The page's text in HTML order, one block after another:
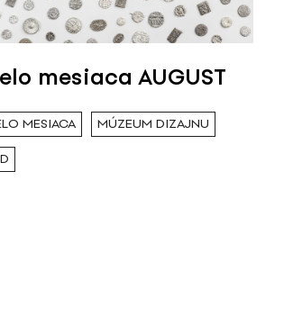
mesiaca AUGUST
MESIACA MÚZEUM DIZAJNU